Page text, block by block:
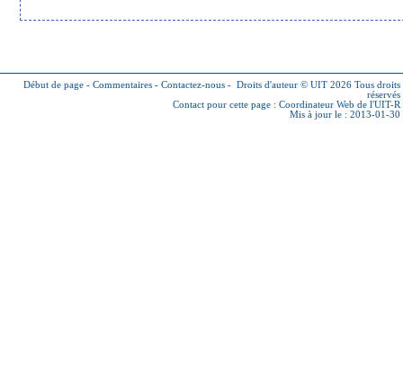
Début de page - Commentaires - Contactez-nous - Droits d'auteur © UIT 2026 Tous droits
réservés
Contact pour cette page : Coordinateur Web de l'UIT-R
Mis à jour le : 2013-01-30